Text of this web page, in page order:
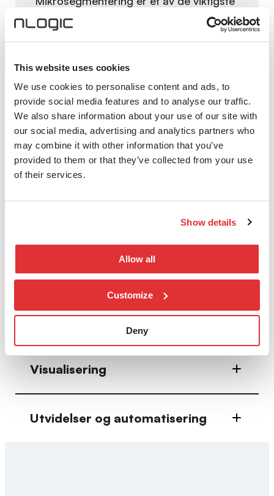
This website uses cookies
We use cookies to personalise content and ads, to
provide social media features and to analyse our traffic.
We also share information about your use of our site with
our social media, advertising and analytics partners who
may combine it with other information that you’ve
provided to them or that they’ve collected from your use
of their services.
Show details
Allow all
Customize
Deny
tiltakene man kan gjøre for å hindre og
begrense angrep. Mikrosegmentering er
deg med å støtte disse tiltakene.
Mikrosegmentering, visualisering
og nettverksautomasjon
Vi hjelper våre kunder med å design,
mikrosegmentering, på ny eller eksisterende
infrastruktur. Med en applikasjonssentrisk
visualisering og nettverksautomasjon, så får du
full innsikt og granulær kontroll over
applikasjoner og økt sikkerhet.
Mikrosegmentering
Visualisering
Utvidelser og automatisering